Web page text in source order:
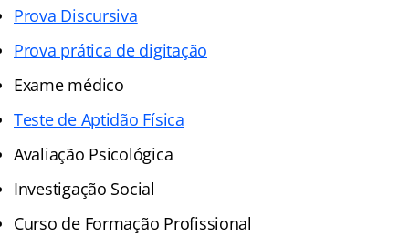
Prova Discursiva
Prova prática de digitação
Exame médico
Teste de Aptidão Física
Avaliação Psicológica
Investigação Social
Curso de Formação Profissional